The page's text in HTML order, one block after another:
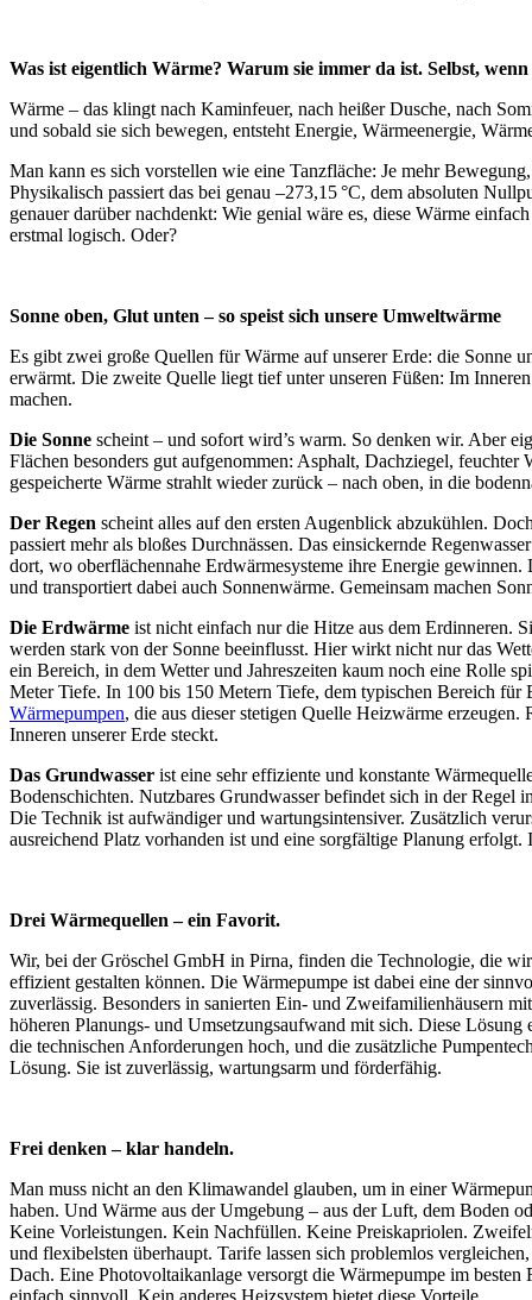
Was ist eigentlich Wärme? Warum sie immer da ist. Selbst, wenn
Wärme – das klingt nach Kaminfeuer, nach heißer Dusche, nach
und sobald sie sich bewegen, entsteht Energie, Wärmeenergie,
Man kann es sich vorstellen wie eine Tanzfläche: Je mehr
Physikalisch passiert das bei genau –273,15 °C, dem absoluten
genauer darüber nachdenkt: Wie genial wäre es, diese Wärme
erstmal logisch. Oder?
Sonne oben, Glut unten – so speist sich unsere Umweltwärme
Es gibt zwei große Quellen für Wärme auf unserer Erde: die Sonne
erwärmt. Die zweite Quelle liegt tief unter unseren Füßen: Im
machen.
Die Sonne scheint – und sofort wird’s warm. So denken wir. Aber
Flächen besonders gut aufgenommen: Asphalt, Dachziegel,
gespeicherte Wärme strahlt wieder zurück – nach oben, in die
Der Regen scheint alles auf den ersten Augenblick abzukühlen.
passiert mehr als bloßes Durchnässen. Das einsickernde
dort, wo oberflächennahe Erdwärmesysteme ihre Energie
und transportiert dabei auch Sonnenwärme. Gemeinsam machen
Die Erdwärme ist nicht einfach nur die Hitze aus dem Erdinneren.
werden stark von der Sonne beeinflusst. Hier wirkt nicht nur das
ein Bereich, in dem Wetter und Jahreszeiten kaum noch eine Rolle
Meter Tiefe. In 100 bis 150 Metern Tiefe, dem typischen Bereich für
Wärmepumpen, die aus dieser stetigen Quelle Heizwärme
Inneren unserer Erde steckt.
Das Grundwasser ist eine sehr effiziente und konstante
Bodenschichten. Nutzbares Grundwasser befindet sich in der
Die Technik ist aufwändiger und wartungsintensiver. Zusätzlich
ausreichend Platz vorhanden ist und eine sorgfältige Planung
Drei Wärmequellen – ein Favorit.
Wir, bei der Gröschel GmbH in Pirna, finden die Technologie, die
effizient gestalten können. Die Wärmepumpe ist dabei eine der
zuverlässig. Besonders in sanierten Ein- und Zweifamilienhäusern
höheren Planungs- und Umsetzungsaufwand mit sich. Diese
die technischen Anforderungen hoch, und die zusätzliche
Lösung. Sie ist zuverlässig, wartungsarm und förderfähig.
Frei denken – klar handeln.
Man muss nicht an den Klimawandel glauben, um in einer
haben. Und Wärme aus der Umgebung – aus der Luft, dem Boden
Keine Vorleistungen. Kein Nachfüllen. Keine Preiskapriolen.
und flexibelsten überhaupt. Tarife lassen sich problemlos
Dach. Eine Photovoltaikanlage versorgt die Wärmepumpe im